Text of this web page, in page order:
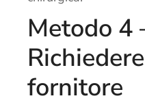
Metodo
fornitore